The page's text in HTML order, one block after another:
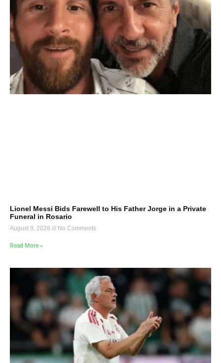
Lionel Messi Bids Farewell to His Father Jorge in a Private
Funeral in Rosario
August 9, 2026 No Comments
Read More »